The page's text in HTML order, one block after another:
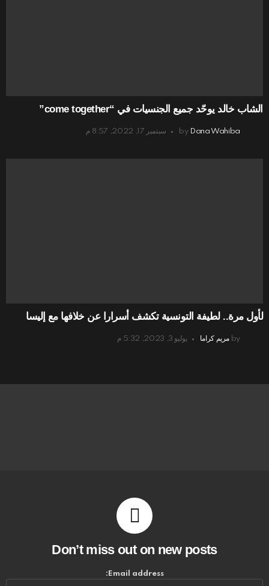
الشاب خالد يوحّد جميع الجنسيات في “come together”
by Dana Wahiba سبتمبر 17, 2022, 8:57 م
لأول مرة.. لطيفة التونسية تكشف أسرارا عن خلافها مع إليسا
by مريم كراما يوليو 3, 2023, 5:32 م
Don’t miss out on new posts
Email address: